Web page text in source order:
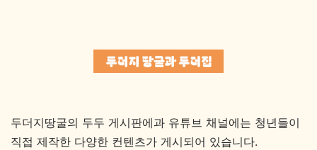
두더지땅굴의 두두 게시판에과 유튜브 채널에는 청년들이
직접 제작한 다양한 컨텐츠가 게시되어 있습니다.